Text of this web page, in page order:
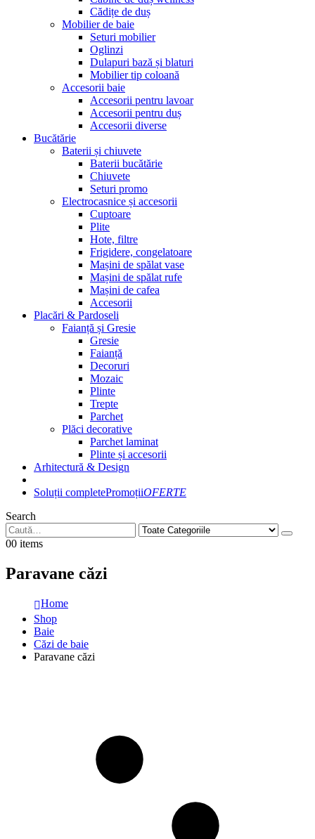
Cădițe de duș
Mobilier de baie
Seturi mobilier
Oglinzi
Dulapuri bază și blaturi
Mobilier tip coloană
Accesorii baie
Accesorii pentru lavoar
Accesorii pentru duș
Accesorii diverse
Bucătărie
Baterii și chiuvete
Baterii bucătărie
Chiuvete
Seturi promo
Electrocasnice și accesorii
Cuptoare
Plite
Hote, filtre
Frigidere, congelatoare
Mașini de spălat vase
Mașini de spălat rufe
Mașini de cafea
Accesorii
Placări & Pardoseli
Faianță și Gresie
Gresie
Faianță
Decoruri
Mozaic
Plinte
Trepte
Parchet
Plăci decorative
Parchet laminat
Plinte și accesorii
Arhitectură & Design
Soluții completePromoțiiOFERTE
Search
00 items
Paravane căzi
Home
Shop
Baie
Căzi de baie
Paravane căzi